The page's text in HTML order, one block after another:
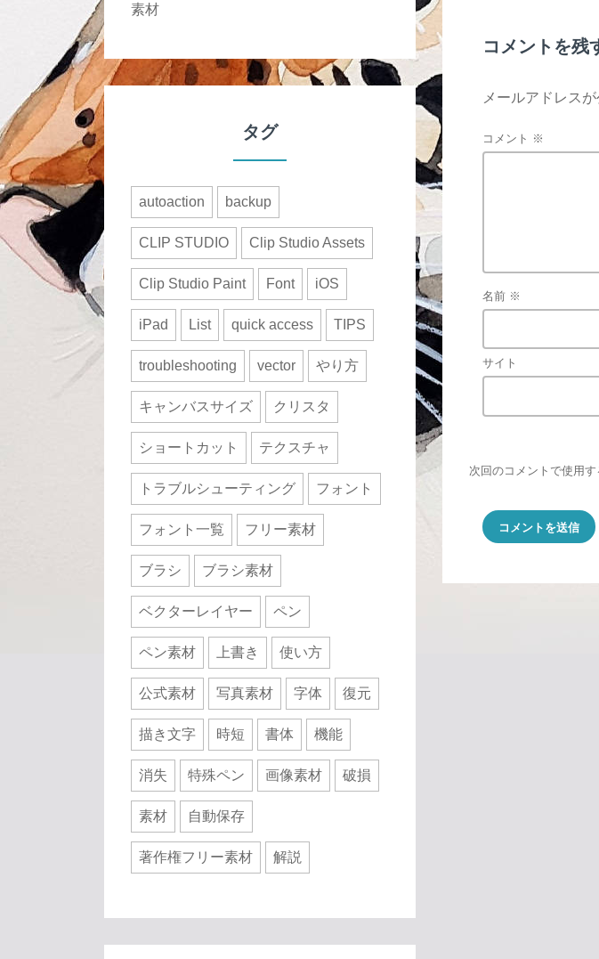
k
コメントを残
メールアドレス
コメント ※
名前 ※
サイト
次回のコメントで使用
素材
タグ
autoaction backup
CLIP STUDIO Clip Studio Assets
Clip Studio Paint Font iOS
iPad List quick access TIPS
troubleshooting vector やり方
キャンバスサイズ クリスタ
ショートカット テクスチャ
トラブルシューティング フォント
フォント一覧 フリー素材
ブラシ ブラシ素材
ベクターレイヤー ペン
ペン素材 上書き 使い方
公式素材 写真素材 字体 復元
描き文字 時短 書体 機能
消失 特殊ペン 画像素材 破損
素材 自動保存
著作権フリー素材 解説